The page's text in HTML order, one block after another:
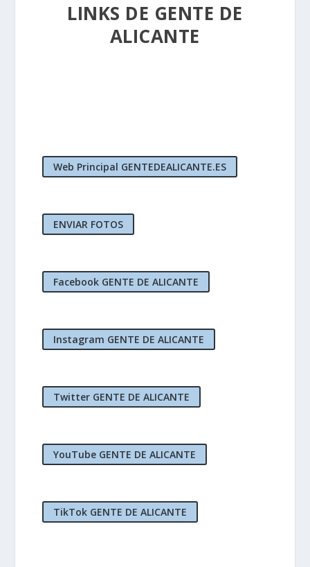
LINKS DE GENTE DE
ALICANTE
Web Principal GENTEDEALICANTE.ES
ENVIAR FOTOS
Facebook GENTE DE ALICANTE
Instagram GENTE DE ALICANTE
Twitter GENTE DE ALICANTE
YouTube GENTE DE ALICANTE
TikTok GENTE DE ALICANTE